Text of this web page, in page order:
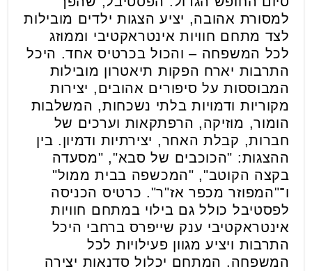
למסורת אהובה, יציע הצגות ילדים מובילות
לצד מתחם חוויות אינטראקטיבי וממוזג
לכל המשפחה – והכול בכרטיס אחד. היכל
התרבות יארח הפקות תיאטרון מובילות
המבוססות על סיפורים אהובים, יצירות
מקוריות ודמויות בלתי נשכחות, המשלבות
הומור, מוזיקה, הרפתקאות וערכים של
חברות, קבלת האחר, יצירתיות ודמיון. בין
ההצגות: "הכוכבים של סבא", "מסעדה
בקצה הקוטב", "המכשפה בבית ממול"
ו־"המפוזר מכפר אז"ר". כרטיס הכניסה
לפסטיבל כולל גם בילוי במתחם חוויות
אינטראקטיבי ענק שייפרס ברחבי היכל
התרבות ויציע מגוון פעילויות לכל
המשפחה. המתחם יכלול סדנאות יצירה